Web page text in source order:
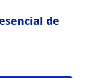
de